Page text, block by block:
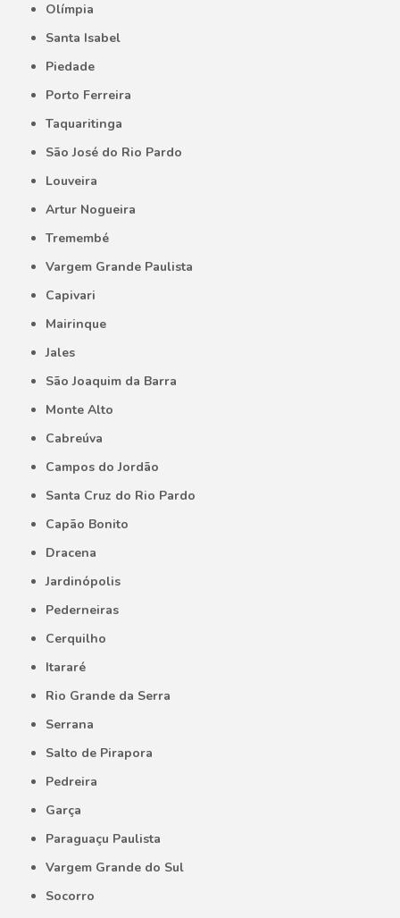
Olímpia
Santa Isabel
Piedade
Porto Ferreira
Taquaritinga
São José do Rio Pardo
Louveira
Artur Nogueira
Tremembé
Vargem Grande Paulista
Capivari
Mairinque
Jales
São Joaquim da Barra
Monte Alto
Cabreúva
Campos do Jordão
Santa Cruz do Rio Pardo
Capão Bonito
Dracena
Jardinópolis
Pederneiras
Cerquilho
Itararé
Rio Grande da Serra
Serrana
Salto de Pirapora
Pedreira
Garça
Paraguaçu Paulista
Vargem Grande do Sul
Socorro